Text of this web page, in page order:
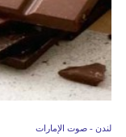
لندن - صوت الإمارات